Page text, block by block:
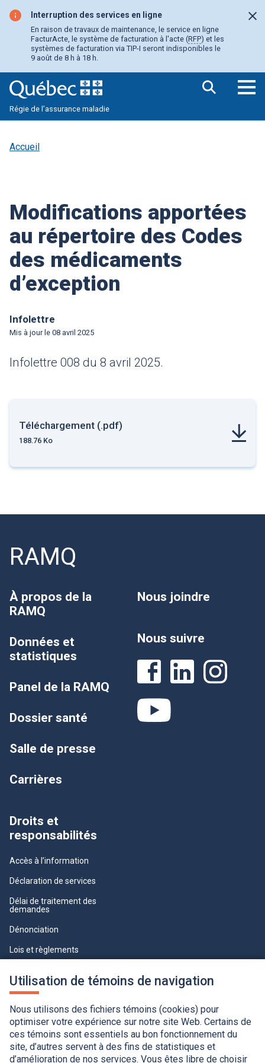
Utilisation de témoins de navigation
Nous utilisons des fichiers témoins (cookies) pour
optimiser votre expérience sur notre site Web. Certains de
ces témoins sont essentiels au bon fonctionnement du
site, d’autres servent à des fins de statistiques et
d’amélioration de nos services. Vous êtes libre de choisir
contenu
principal
Interruption des services en ligne
En raison de travaux de maintenance, le service en ligne
FacturActe, le système de facturation à l'acte (RFP) et les
systèmes de facturation via TIP-I seront indisponibles le
9 août de 8 h à 18 h.
Régie de l’assurance maladie
Accueil
Modifications apportées
au répertoire des Codes
des médicaments
d’exception
Infolettre
Mis à jour le 08 avril 2025
Infolettre 008 du 8 avril 2025.
Téléchargement (.pdf)
188.76 Ko
RAMQ
À propos de la
RAMQ
Données et
statistiques
Panel de la RAMQ
Dossier santé
Salle de presse
Carrières
Droits et
responsabilités
Accès à l’information
Déclaration de services
Délai de traitement des
demandes
Dénonciation
Lois et règlements
professionnelle
Nous joindre
Nous suivre